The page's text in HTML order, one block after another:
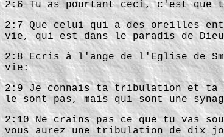
2:6 Tu as pourtant ceci, c'est que
2:7 Que celui qui a des oreilles
vie, qui est dans le paradis de
2:8 Ecris à l'ange de l'Eglise de
vie:
2:9 Je connais ta tribulation et ta
le sont pas, mais qui sont une
2:10 Ne crains pas ce que tu vas
vous aurez une tribulation de dix